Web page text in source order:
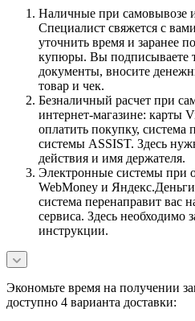
Наличные при самовывозе
Специалист свяжется с
уточнить время и заранее
купюры. Вы подписываете
документы, вносите
товар и чек.
Безналичный расчет при
интернет-магазине: карты
оплатить покупку, система
системы ASSIST. Здесь
действия и имя держателя.
Электронные системы при
WebMoney и
система перенаправит вас
сервиса. Здесь необходимо
инструкции.
Экономьте время на получении
доступно 4 варианта доставки: